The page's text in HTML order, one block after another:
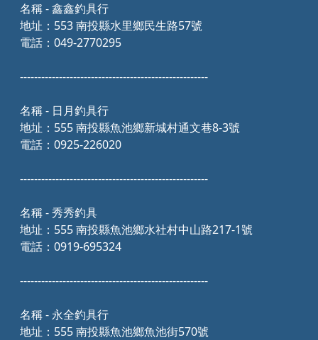
名稱 - 鑫鑫釣具行
地址：553 南投縣水里鄉民生路57號
電話：049-2770295
-----------------------------------------------------
名稱 - 日月釣具行
地址：555 南投縣魚池鄉新城村通文巷8-3號
電話：0925-226020
-----------------------------------------------------
名稱 - 秀秀釣具
地址：555 南投縣魚池鄉水社村中山路217-1號
電話：0919-695324
-----------------------------------------------------
名稱 - 永全釣具行
地址：555 南投縣魚池鄉魚池街570號